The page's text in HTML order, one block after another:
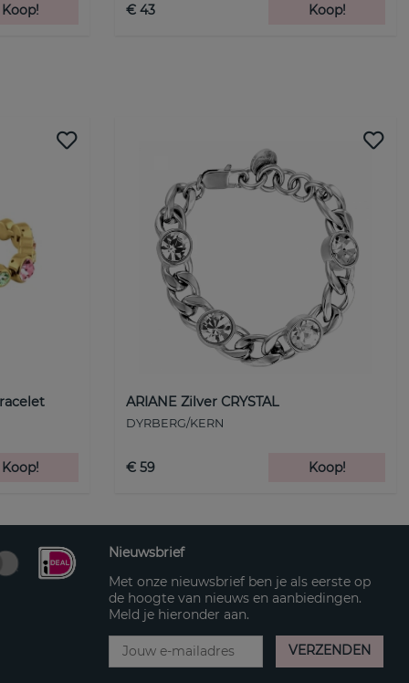
Koop! € 43 Koop!
Koop!
ARIANE Zilver CRYSTAL
DYRBERG/KERN
€ 59 Koop!
Nieuwsbrief
Met onze nieuwsbrief ben je als eerste op
de hoogte van nieuws en aanbiedingen.
Meld je hieronder aan.
VERZENDEN